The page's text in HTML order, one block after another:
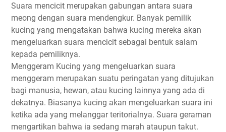
Suara mencicit merupakan gabungan antara suara
meong dengan suara mendengkur. Banyak pemilik
kucing yang mengatakan bahwa kucing mereka akan
mengeluarkan suara mencicit sebagai bentuk salam
kepada pemiliknya.
Menggeram Kucing yang mengeluarkan suara
menggeram merupakan suatu peringatan yang ditujukan
bagi manusia, hewan, atau kucing lainnya yang ada di
dekatnya. Biasanya kucing akan mengeluarkan suara ini
ketika ada yang melanggar teritorialnya. Suara geraman
mengartikan bahwa ia sedang marah ataupun takut.